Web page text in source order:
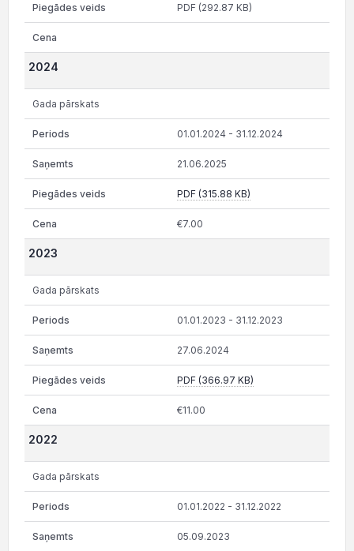
PDF (292.87 KB)
2024
Gada pārskats
01.01.2024 - 31.12.2024
21.06.2025
PDF (315.88 KB)
€7.00
2023
Gada pārskats
01.01.2023 - 31.12.2023
27.06.2024
PDF (366.97 KB)
€11.00
2022
Gada pārskats
01.01.2022 - 31.12.2022
05.09.2023